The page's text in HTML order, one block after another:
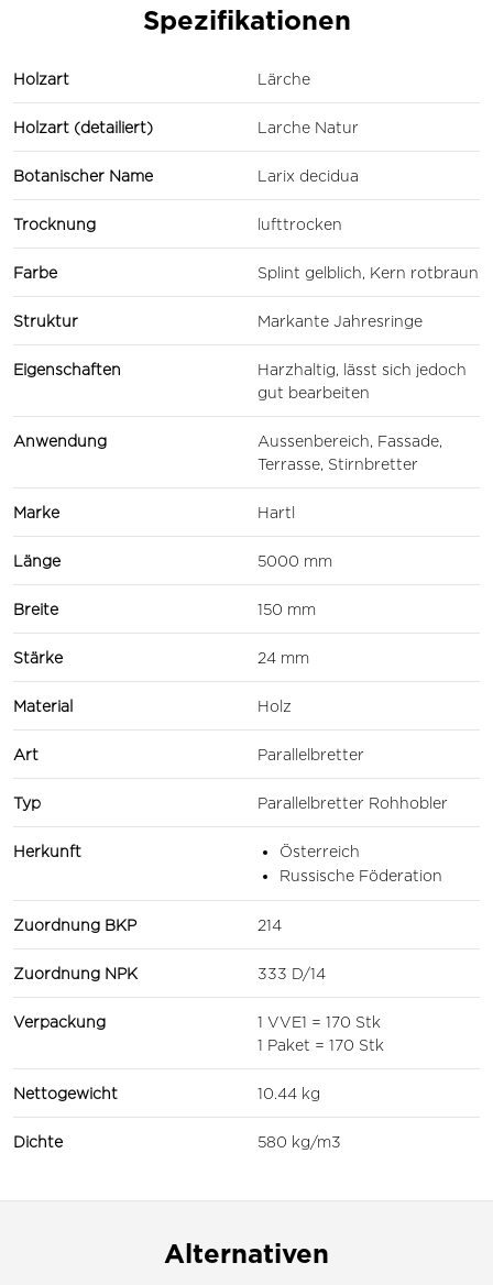
Spezifikationen
Holzart Lärche
Holzart (detailiert) Larche Natur
Botanischer Name Larix decidua
Trocknung lufttrocken
Farbe Splint gelblich, Kern rotbraun
Struktur Markante Jahresringe
Eigenschaften
Harzhaltig, lässt sich jedoch
gut bearbeiten
Anwendung
Aussenbereich, Fassade,
Terrasse, Stirnbretter
Marke Hartl
Länge 5000 mm
Breite 150 mm
Stärke 24 mm
Material Holz
Art Parallelbretter
Typ Parallelbretter Rohhobler
Herkunft
Österreich
Russische Föderation
Zuordnung BKP 214
Zuordnung NPK 333 D/14
Verpackung
1 VVE1 = 170 Stk
1 Paket = 170 Stk
Nettogewicht 10.44 kg
Dichte 580 kg/m3
Alternativen